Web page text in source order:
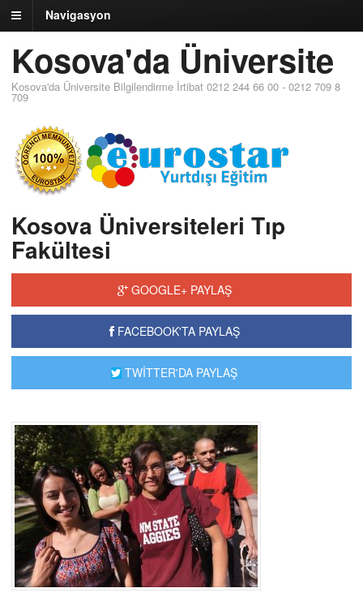
Navigasyon
Kosova'da Üniversite
Kosova'da Üniversite Bilgilendirme İrtibat 0212 244 66 00 - 0212 709 8
709
Kosova Üniversiteleri Tıp
Fakültesi
GOOGLE+ PAYLAŞ
FACEBOOK'TA PAYLAŞ
TWİTTER'DA PAYLAŞ